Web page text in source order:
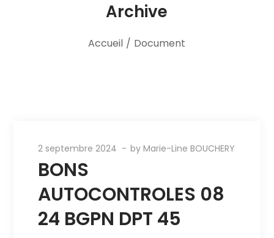
Archive
Accueil / Document
2 septembre 2024 byMarie-Line BOUCHERY
BONS
AUTOCONTROLES 08
24 BGPN DPT 45